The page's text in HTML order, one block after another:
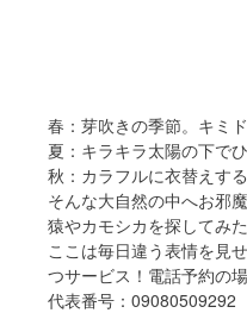
春：芽吹きの季節。キミ
夏：キラキラ太陽の下で
秋：カラフルに衣替えす
そんな大自然の中へお邪
猿やカモシカを探してみ
ここは毎日違う表情を見
つサービス！電話予約の
代表番号：09080509292